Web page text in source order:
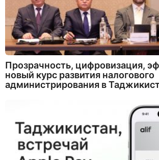
Прозрачность, цифровизация,
новый курс развития налогового
администрирования в